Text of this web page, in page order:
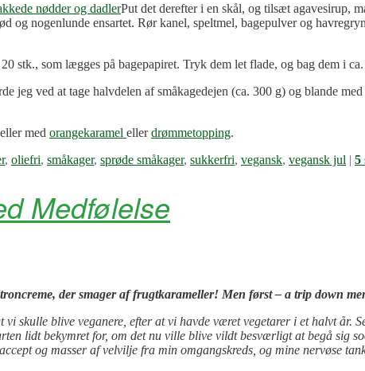
Put det derefter i en skål, og tilsæt agavesirup,
og nogenlunde ensartet. Rør kanel, speltmel, bagepulver og
stk., som lægges på bagepapiret. Tryk dem let flade, og bag dem i
jeg ved at tage halvdelen af småkagedejen (ca. 300 g) og blande
med orangekaramel ellerdrømmetopping.
, oliefri, småkager, sprøde småkager, sukkerfri, vegansk, vegansk jul | 5
Medfølelse
der smager af frugtkarameller! Men først – a trip down
skulle blive veganere, efter at vi havde været vegetarer i et halvt år.
lidt bekymret for, om det nu ville blive vildt besværligt at begå sig
og masser af velvilje fra min omgangskreds, og mine nervøse